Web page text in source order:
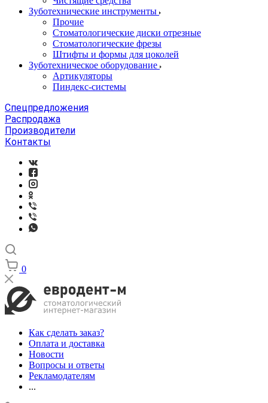
Зуботехнические инструменты
Прочие
Стоматологические диски отрезные
Стоматологические фрезы
Штифты и формы для цоколей
Зуботехническое оборудование
Артикуляторы
Пиндекс-системы
Спецпредложения
Распродажа
Производители
Контакты
0
Как сделать заказ?
Оплата и доставка
Новости
Вопросы и ответы
Рекламодателям
...